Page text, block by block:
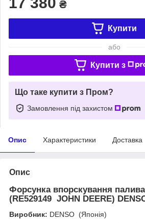
₴
Купити
або
Купити з
Що таке купити з Пром?
Замовлення під захистом
Опис Характеристики Доставка
Опис
Форсунка впорскування палива
(RE529149 JOHN DEERE)
Виробник: DENSO (Японія)